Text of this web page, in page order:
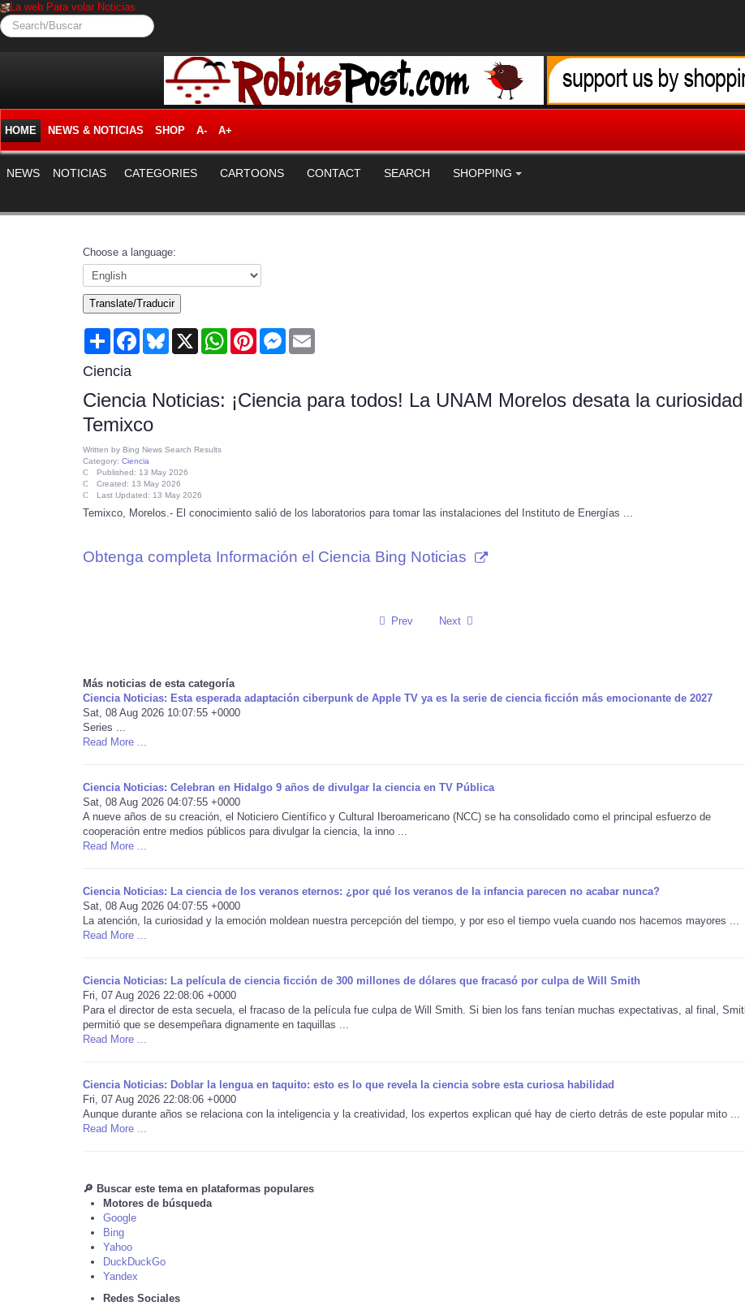
La web Para volar Noticias
Search/Buscar
HOME NEWS & NOTICIAS SHOP A- A+
NEWS NOTICIAS CATEGORIES CARTOONS CONTACT SEARCH SHOPPING
Choose a language:
Translate/Traducir
Share FacebookBluesky
X WhatsAppPinterestMessenger
Ciencia
Ciencia Noticias: ¡Ciencia para todos! La UNAM Morelos desata la
Temixco
Written by Bing News Search Results
Category: Ciencia
Published: 13 May 2026
Created: 13 May 2026
Last Updated: 13 May 2026
Temixco, Morelos.- El conocimiento salió de los laboratorios para tomar las instalaciones del Instituto de Energías ...
Obtenga completa Información el Ciencia Bing Noticias
Prev Next
Más noticias de esta categoría
Ciencia Noticias: Esta esperada adaptación ciberpunk de Apple TV ya es la serie de ciencia ficción más emocionante de 2027
Sat, 08 Aug 2026 10:07:55 +0000
Series ...
Read More ...
Ciencia Noticias: Celebran en Hidalgo 9 años de divulgar la ciencia en TV Pública
Sat, 08 Aug 2026 04:07:55 +0000
A nueve años de su creación, el Noticiero Científico y Cultural Iberoamericano (NCC) se ha consolidado como el principal esfuerzo de
cooperación entre medios públicos para divulgar la ciencia, la inno ...
Read More ...
Ciencia Noticias: La ciencia de los veranos eternos: ¿por qué los veranos de la infancia parecen no acabar nunca?
Sat, 08 Aug 2026 04:07:55 +0000
La atención, la curiosidad y la emoción moldean nuestra percepción del tiempo, y por eso el tiempo vuela cuando nos hacemos mayores ...
Read More ...
Ciencia Noticias: La película de ciencia ficción de 300 millones de dólares que fracasó por culpa de Will Smith
Fri, 07 Aug 2026 22:08:06 +0000
Para el director de esta secuela, el fracaso de la película fue culpa de Will Smith. Si bien los fans tenían muchas expectativas, al final,
permitió que se desempeñara dignamente en taquillas ...
Read More ...
Ciencia Noticias: Doblar la lengua en taquito: esto es lo que revela la ciencia sobre esta curiosa habilidad
Fri, 07 Aug 2026 22:08:06 +0000
Aunque durante años se relaciona con la inteligencia y la creatividad, los expertos explican qué hay de cierto detrás de este popular mito ...
Read More ...
🔎 Buscar este tema en plataformas populares
Motores de búsqueda
Google
Bing
Yahoo
DuckDuckGo
Yandex
Redes Sociales